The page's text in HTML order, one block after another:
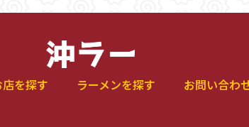
店を探す ラーメンを探す お問い合わ